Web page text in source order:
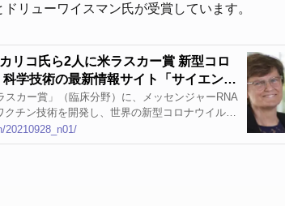
リューワイスマン氏が受賞しています。
リコ氏ら2人に米ラスカー賞 新型コロ
学技術の最新情報サイト「サイエンス
カー賞」（臨床分野）に、メッセンジャーRNA
チン技術を開発し、世界の新型コロナウイルス
20210928_n01/